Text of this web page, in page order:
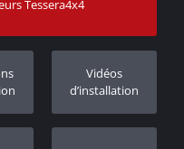
Tessera4x4
Vidéos
d’installation